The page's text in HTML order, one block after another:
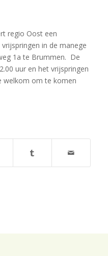
regio Oost een
in de manege
1a te Brummen. De
uur en het vrijspringen
welkom om te komen